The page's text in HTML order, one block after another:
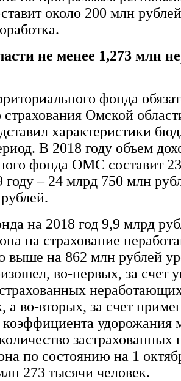
около 200 млн
не менее 1,273 млн
фонда
страхования Омской
характеристики
В 2018 году объем
фонда ОМС составит
году – 24 млрд 750 млн
на 2018 год 9,9 млрд
на страхование
выше на 862 млн рублей
во-первых, за счет
а во-вторых, за счет
коэффициента удорожания
по состоянию на 1
273 тысячи человек.